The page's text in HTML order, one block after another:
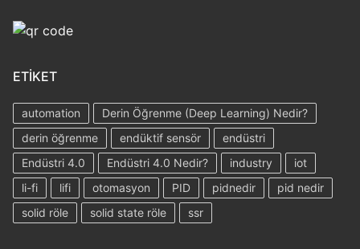
ETIKET
automation
Derin Öğrenme (Deep Learning) Nedir?
derin öğrenme
endüktif sensör
endüstri
Endüstri 4.0
Endüstri 4.0 Nedir? industry
iot
li-fi
lifi otomasyon PID pidnedir
pid nedir
solid röle
solid state röle ssr